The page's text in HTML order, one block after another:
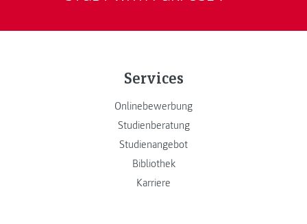
Services
Onlinebewerbung
Studienberatung
Studienangebot
Bibliothek
Karriere